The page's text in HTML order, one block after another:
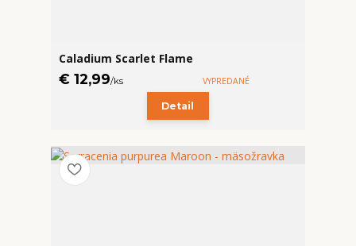
Caladium Scarlet Flame
€ 12,99/ks VYPREDANÉ
Detail